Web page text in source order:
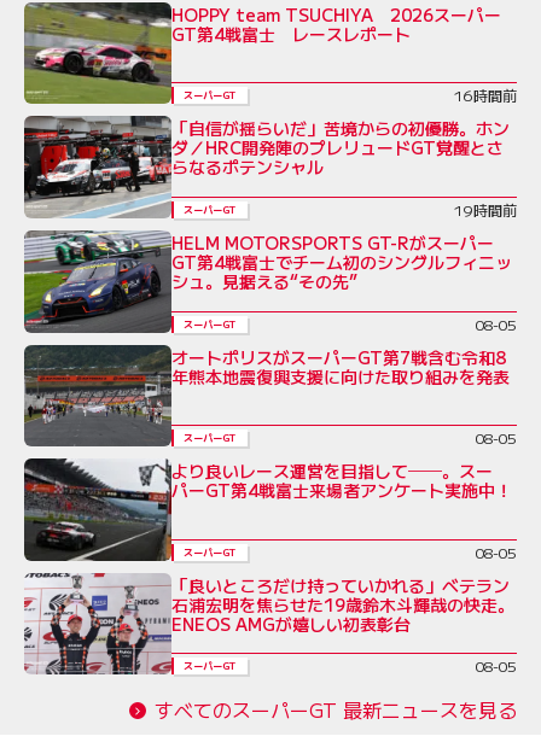
HOPPY team TSUCHIYA 2026スーパー
GT第4戦富士 レースレポート
スーパーGT 16時間前
「自信が揺らいだ」苦境からの初優勝。ホン
ダ／HRC開発陣のプレリュードGT覚醒とさ
らなるポテンシャル
スーパーGT 19時間前
HELM MOTORSPORTS GT-Rがスーパー
GT第4戦富士でチーム初のシングルフィニッ
シュ。見据える“その先”
スーパーGT 08-05
オートポリスがスーパーGT第7戦含む令和8
年熊本地震復興支援に向けた取り組みを発表
スーパーGT 08-05
より良いレース運営を目指して──。スー
パーGT第4戦富士来場者アンケート実施中！
スーパーGT 08-05
「良いところだけ持っていかれる」ベテラン
石浦宏明を焦らせた19歳鈴木斗輝哉の快走。
ENEOS AMGが嬉しい初表彰台
スーパーGT 08-05
すべてのスーパーGT 最新ニュースを見る